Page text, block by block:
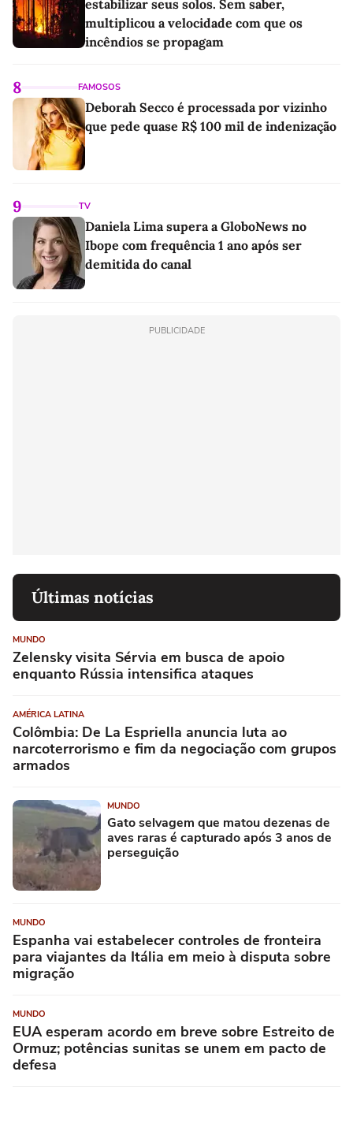
estabilizar seus solos. Sem saber,
multiplicou a velocidade com que os
incêndios se propagam
8 FAMOSOS
Deborah Secco é processada por vizinho
que pede quase R$ 100 mil de indenização
9 TV
Daniela Lima supera a GloboNews no
Ibope com frequência 1 ano após ser
demitida do canal
PUBLICIDADE
Últimas notícias
MUNDO
Zelensky visita Sérvia em busca de apoio
enquanto Rússia intensifica ataques
AMÉRICA LATINA
Colômbia: De La Espriella anuncia luta ao
narcoterrorismo e fim da negociação com grupos
armados
MUNDO
Gato selvagem que matou dezenas de
aves raras é capturado após 3 anos de
perseguição
MUNDO
Espanha vai estabelecer controles de fronteira
para viajantes da Itália em meio à disputa sobre
migração
MUNDO
EUA esperam acordo em breve sobre Estreito de
Ormuz; potências sunitas se unem em pacto de
defesa